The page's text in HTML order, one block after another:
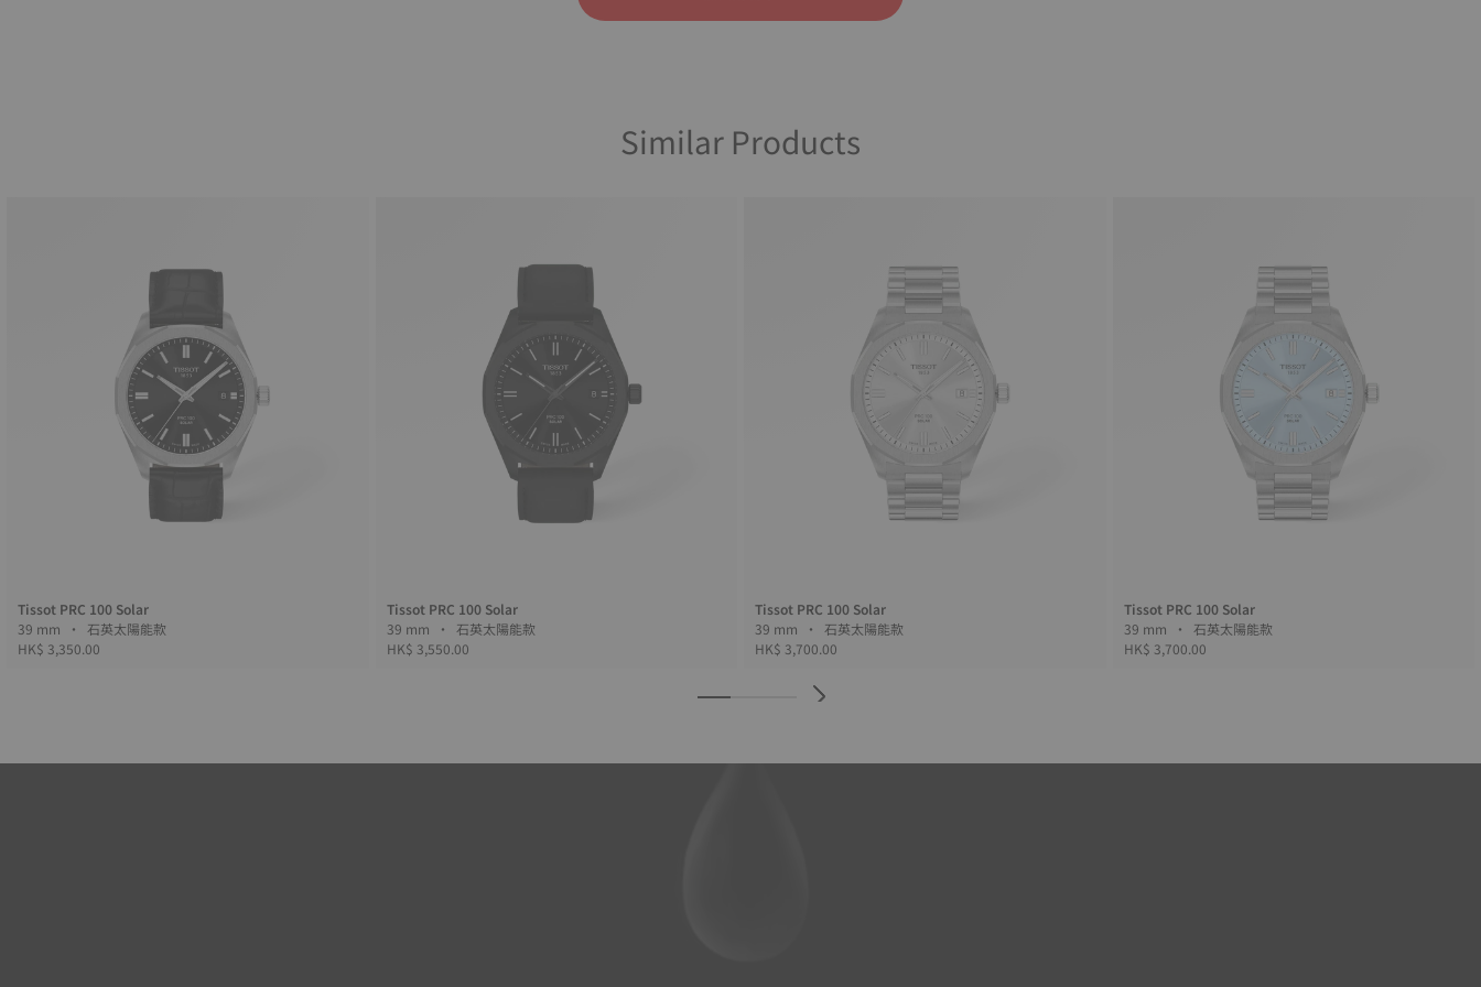
Similar Products
Tissot PRC 100 Solar
39 mm • 石英太陽能款
HK$ 3,350.00
Tissot PRC 100 Solar
39 mm • 石英太陽能款
HK$ 3,550.00
Tissot PRC 100 Solar
39 mm • 石英太陽能款
HK$ 3,700.00
Tissot PRC 100 Solar
39 mm • 石英太陽能款
HK$ 3,700.00